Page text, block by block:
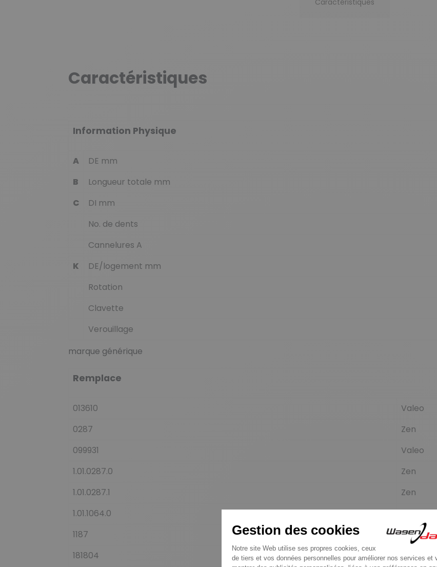
Caractéristiques
Information Physique
A DE mm
B
Longueur totale mm
C
DI mm
No. de dents
Cannelures A
K
DE/logement mm
Rotation
Clavette
Verouillage
marque générique
Remplace
013610
Valeo
0287
Zen
099931
Valeo
1.01.0287.0
Zen
1.01.0287.1
Zen
1.01.1064.0
Zen
1187
Zen
181804
Valeo